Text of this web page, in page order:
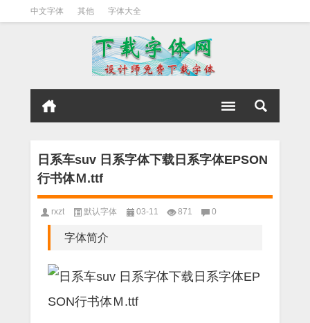
中文字体 其他 字体大全
日系车suv 日系字体下载日系字体EPSON
行书体Ｍ.ttf
rxzt 默认字体 03-11 871 0
字体简介